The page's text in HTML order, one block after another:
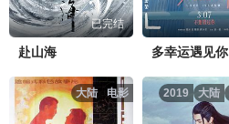
已完结
赴山海 多幸运遇见你
电影
大陆 大陆
2019